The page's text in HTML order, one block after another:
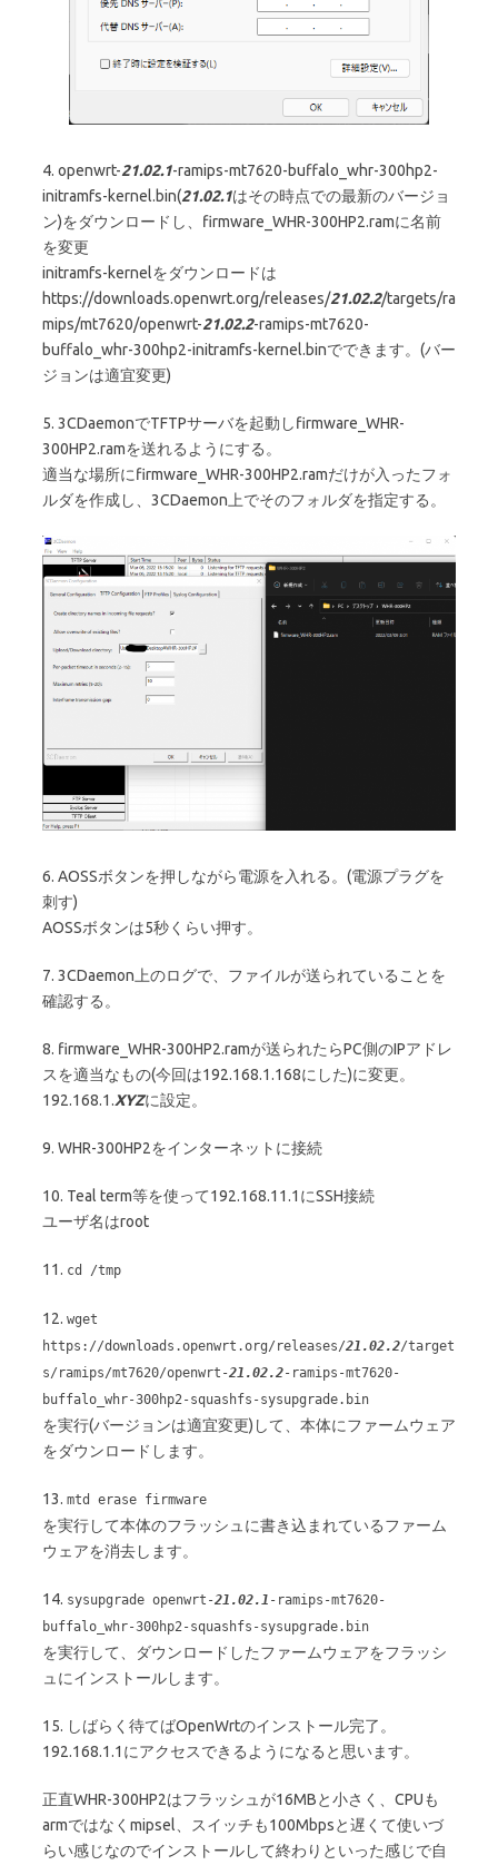
4. openwrt-21.02.1-ramips-mt7620-buffalo_whr-300hp2-
initramfs-kernel.bin(21.02.1はその時点での最新のバージョ
ン)をダウンロードし、firmware_WHR-300HP2.ramに名前
を変更
initramfs-kernelをダウンロードは
https://downloads.openwrt.org/releases/21.02.2/targets/ra
mips/mt7620/openwrt-21.02.2-ramips-mt7620-
buffalo_whr-300hp2-initramfs-kernel.binでできます。(バー
ジョンは適宜変更)
5. 3CDaemonでTFTPサーバを起動しfirmware_WHR-
300HP2.ramを送れるようにする。
適当な場所にfirmware_WHR-300HP2.ramだけが入ったフォ
ルダを作成し、3CDaemon上でそのフォルダを指定する。
6. AOSSボタンを押しながら電源を入れる。(電源プラグを
刺す)
AOSSボタンは5秒くらい押す。
7. 3CDaemon上のログで、ファイルが送られていることを
確認する。
8. firmware_WHR-300HP2.ramが送られたらPC側のIPアドレ
スを適当なもの(今回は192.168.1.168にした)に変更。
192.168.1.XYZに設定。
9. WHR-300HP2をインターネットに接続
10. Teal term等を使って192.168.11.1にSSH接続
ユーザ名はroot
11. cd /tmp
12. wget
https://downloads.openwrt.org/releases/21.02.2/target
s/ramips/mt7620/openwrt-21.02.2-ramips-mt7620-
buffalo_whr-300hp2-squashfs-sysupgrade.bin
を実行(バージョンは適宜変更)して、本体にファームウェア
をダウンロードします。
13. mtd erase firmware
を実行して本体のフラッシュに書き込まれているファーム
ウェアを消去します。
14. sysupgrade openwrt-21.02.1 -ramips-mt7620-
buffalo_whr-300hp2-squashfs-sysupgrade.bin
を実行して、ダウンロードしたファームウェアをフラッシ
ュにインストールします。
15. しばらく待てばOpenWrtのインストール完了。
192.168.1.1にアクセスできるようになると思います。
正直WHR-300HP2はフラッシュが16MBと小さく、CPUも
armではなくmipsel、スイッチも100Mbpsと遅くて使いづ
らい感じなのでインストールして終わりといった感じで自